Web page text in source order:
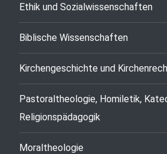
Ethik und Sozialwissenschaften
Biblische Wissenschaften
Kirchengeschichte und
Pastoraltheologie, Homiletik,
Religionspädagogik
Moraltheologie